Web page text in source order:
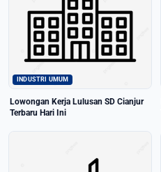
INDUSTRI UMUM
Lowongan Kerja Lulusan SD Cianjur
Terbaru Hari Ini